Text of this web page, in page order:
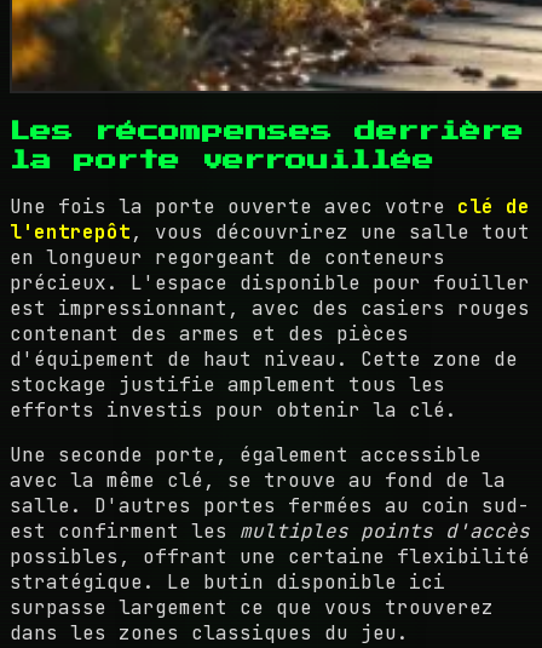
Les récompenses derrière
la porte verrouillée
Une fois la porte ouverte avec votre clé de
l'entrepôt, vous découvrirez une salle tout
en longueur regorgeant de conteneurs
précieux. L'espace disponible pour fouiller
est impressionnant, avec des casiers rouges
contenant des armes et des pièces
d'équipement de haut niveau. Cette zone de
stockage justifie amplement tous les
efforts investis pour obtenir la clé.
Une seconde porte, également accessible
avec la même clé, se trouve au fond de la
salle. D'autres portes fermées au coin sud-
est confirment les multiples points d'accès
possibles, offrant une certaine flexibilité
stratégique. Le butin disponible ici
surpasse largement ce que vous trouverez
dans les zones classiques du jeu.